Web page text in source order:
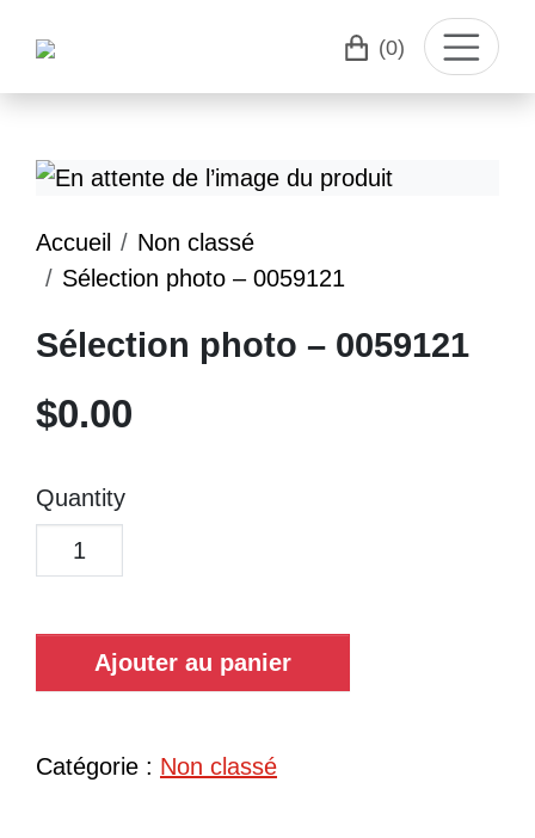
(0)
Accueil
Non classé
Sélection photo – 0059121
Sélection photo – 0059121
$0.00
Quantity
Ajouter au panier
Catégorie : Non classé